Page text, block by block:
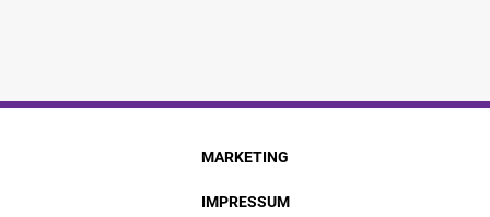
MARKETING
IMPRESSUM